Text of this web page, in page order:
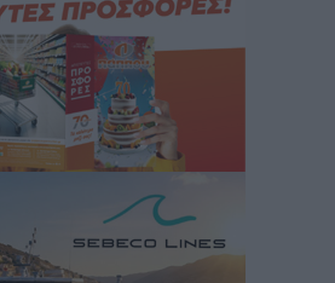
«Δεν ζητάμε ασυλία – ζητάμε
της αυτοδιοίκησης»
ώρες
απευθείας διαπραγμάτευσης ο
ναυαγοσωστική κάλυψη των
2 ώρες